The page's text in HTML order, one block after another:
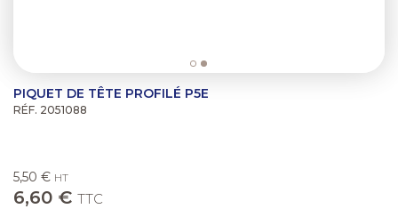
PIQUET DE TÊTE PROFILÉ P5E
RÉF. 2051088
5,50 € HT
6,60 € TTC